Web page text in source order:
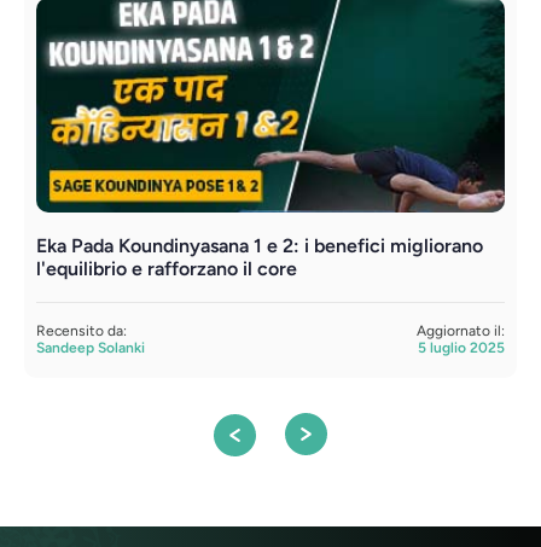
Eka Pada Koundinyasana 1 e 2: i benefici migliorano
l'equilibrio e rafforzano il core
Recensito da:
Sandeep Solanki
Aggiornato il:
5 luglio 2025